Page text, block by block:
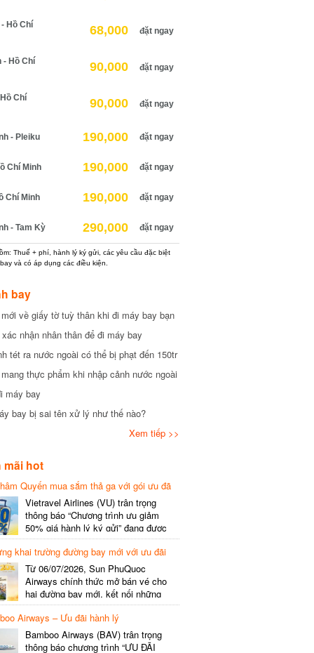
Hồ Chí
68,000 đặt ngay
Hồ Chí
90,000 đặt ngay
Chí
90,000 đặt ngay
- Pleiku 190,000 đặt ngay
Chí Minh 190,000 đặt ngay
Chí Minh 190,000 đặt ngay
- Tam Kỳ 290,000 đặt ngay
Thuế + phí, hành lý ký gửi, các yêu cầu đặc biệt
và có áp dụng các điều kiện.
bay
về giấy tờ tuỳ thân khi đi máy bay bạn
nhận nhân thân để đi máy bay
tét ra nước ngoài có thể bị phạt đến 150tr
thực phẩm khi nhập cảnh nước ngoài
bay
bay bị sai tên xử lý như thế nào?
Xem tiếp >>
hot
Quyến mua sắm thả ga với gói ưu đã
gói cước
Vietravel Airlines (VU) trân trọng
thông báo “Chương trình ưu giảm
50% giá hành lý ký gửi” đang được
triển khai cho đường bay quốc tế mới
kết nối từ TP. Hồ Chí Minh
(SGN) đi Thâm Quyến – Trung Quốc
(SZX), chi tiết như sau: LỊCH BAY
CHI TIẾT Đường bay SHCB Giờ khởi
hành Giờ đến Tần suất…
khai trường đường bay mới với ưu đãi
Từ 06/07/2026, Sun PhuQuoc
Airways chính thức mở bán vé cho
hai đường bay mới, kết nối những
điểm đến giàu trải nghiệm, giúp hành
khách khám phá vẻ đẹp thiên nhiên
và văn hóa của miền Trung Việt Nam.
Thông tin đường bay mới Đường bay
Airways – Ưu đãi hành lý
Bamboo Airways (BAV) trân trọng
thông báo chương trình “ƯU ĐÃI